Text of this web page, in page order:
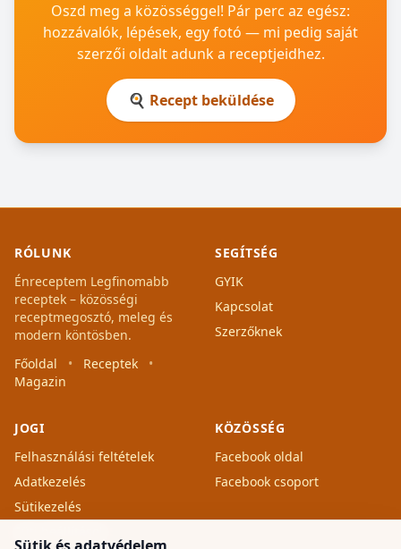
Oszd meg a közösséggel! Pár perc az egész:
hozzávalók, lépések, egy fotó — mi pedig saját
szerzői oldalt adunk a receptjeidhez.
🍳 Recept beküldése
RÓLUNK
Énreceptem Legfinomabb
receptek – közösségi
receptmegosztó, meleg és
modern köntösben.
Főoldal
• Receptek
•
Magazin
SEGÍTSÉG
GYIK
Kapcsolat
Szerzőknek
JOGI
Felhasználási feltételek
Adatkezelés
Sütikezelés
KÖZÖSSÉG
Facebook oldal
Facebook csoport